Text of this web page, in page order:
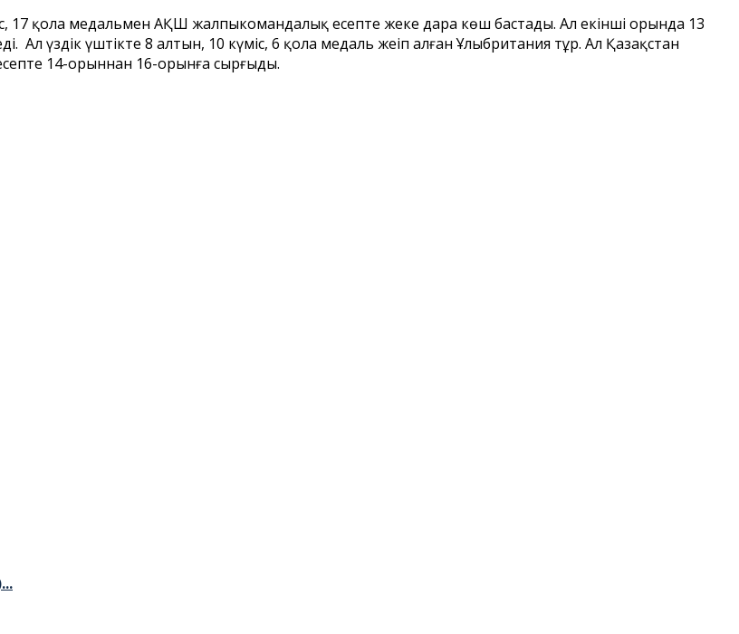
17 қола медальмен АҚШ жалпыкомандалық есепте жеке дара көш бастады. Ал екінші орында 13
Ал үздік үштікте 8 алтын, 10 күміс, 6 қола медаль жеңіп алған Ұлыбритания тұр. Ал Қазақстан
14-орыннан 16-орынға сырғыды.